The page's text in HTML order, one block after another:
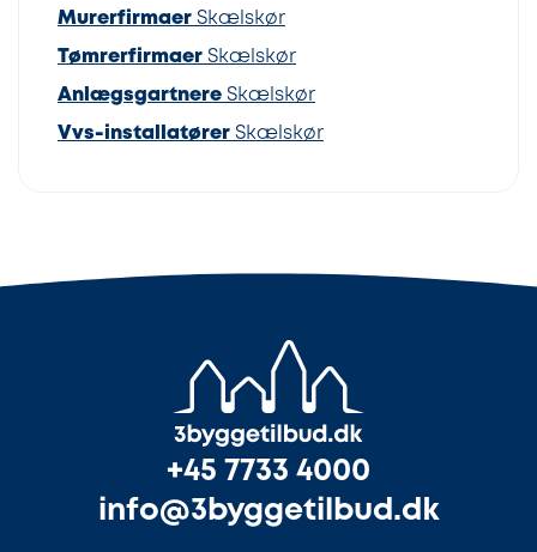
Murerfirmaer Skælskør
Tømrerfirmaer Skælskør
Anlægsgartnere Skælskør
Vvs-installatører Skælskør
+45 7733 4000
info@3byggetilbud.dk